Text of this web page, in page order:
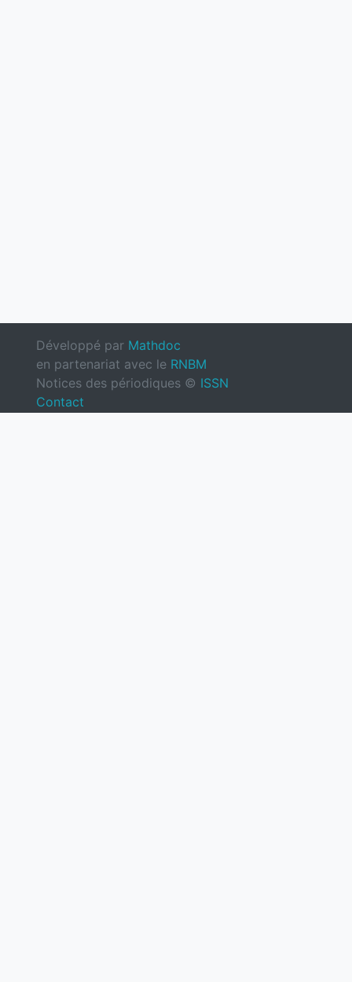
Développé par Mathdoc
en partenariat avec le RNBM
Notices des périodiques © ISSN
Contact